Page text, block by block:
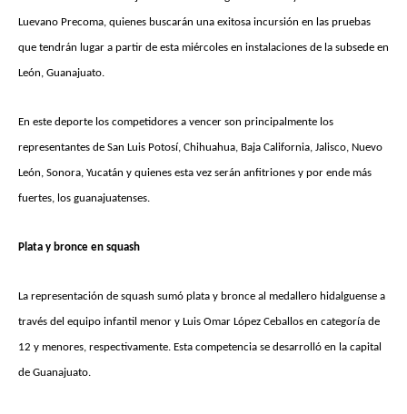
Luevano Precoma, quienes buscarán una exitosa incursión en las pruebas
que tendrán lugar a partir de esta miércoles en instalaciones de la subsede en
León, Guanajuato.
En este deporte los competidores a vencer son principalmente los
representantes de San Luis Potosí, Chihuahua, Baja California, Jalisco, Nuevo
León, Sonora, Yucatán y quienes esta vez serán anfitriones y por ende más
fuertes, los guanajuatenses.
Plata y bronce en squash
La representación de squash sumó plata y bronce al medallero hidalguense a
través del equipo infantil menor y Luis Omar López Ceballos en categoría de
12 y menores, respectivamente. Esta competencia se desarrolló en la capital
de Guanajuato.